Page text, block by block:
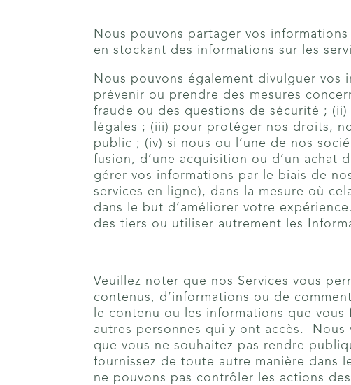
Nous pouvons partager vos
en stockant des informations sur les
Nous pouvons également divulguer vos
prévenir ou prendre des mesures
fraude ou des questions de sécurité ;
légales ; (iii) pour protéger nos droits,
public ; (iv) si nous ou l’une de nos
fusion, d’une acquisition ou d’un
gérer vos informations par le biais de
services en ligne), dans la mesure où
dans le but d’améliorer votre
des tiers ou utiliser autrement les
Veuillez noter que nos Services vous
contenus, d’informations ou de
le contenu ou les informations que
autres personnes qui y ont accès.
que vous ne souhaitez pas rendre
fournissez de toute autre manière dans
ne pouvons pas contrôler les actions